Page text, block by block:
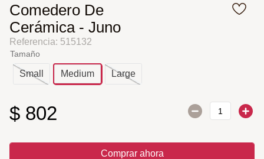
Comedero De
Cerámica - Juno
Referencia: 515132
Tamaño
Small Medium Large
$ 802
Comprar ahora